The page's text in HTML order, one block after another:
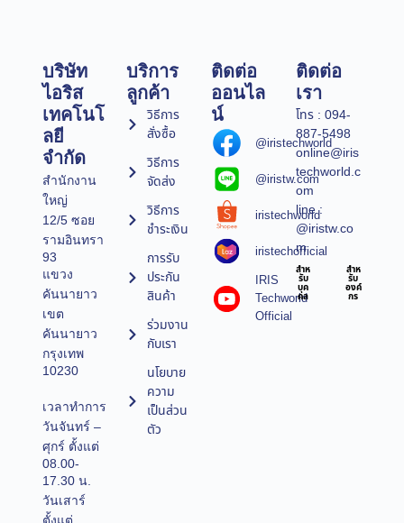
บริษัท
ไอริส
เทคโนโ
ลยี
จำกัด
สำนักงาน
ใหญ่
12/5 ซอย
รามอินทรา
93
แขวง
คันนายาว
เขต
คันนายาว
กรุงเทพ
10230
เวลาทำการ
วันจันทร์ –
ศุกร์ ตั้งแต่
08.00-
17.30 น.
วันเสาร์
บริการ
ลูกค้า
วิธีการ
สั่งซื้อ
วิธีการ
จัดส่ง
วิธีการ
ชำระเงิน
การรับ
ประกัน
สินค้า
ร่วมงาน
กับเรา
นโยบาย
ความ
เป็นส่วน
ตัว
ติดต่อ
ออนไล
น์
@iristechworld
@iristw.com
iristechworld
iristechofficial
IRIS
Techworld
Official
ติดต่อ
เรา
โทร : 094-
887-5498
online@iris
techworld.c
om
line :
@iristw.co
m
สำห
รับ
บุค
คล
สำห
รับ
องค์
กร